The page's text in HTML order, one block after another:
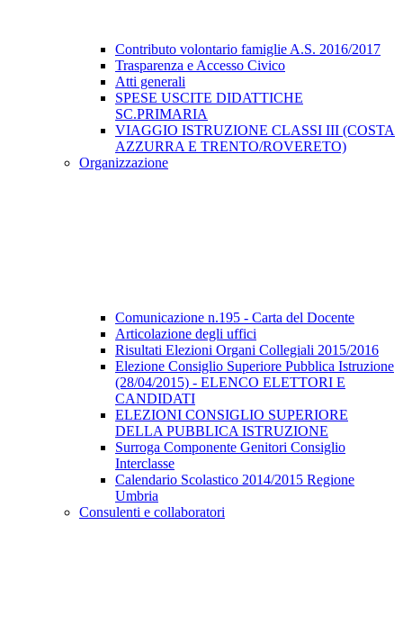
Contributo volontario famiglie A.S. 2016/2017
Trasparenza e Accesso Civico
Atti generali
SPESE USCITE DIDATTICHE
SC.PRIMARIA
VIAGGIO ISTRUZIONE CLASSI III (COSTA
AZZURRA E TRENTO/ROVERETO)
Organizzazione
Comunicazione n.195 - Carta del Docente
Articolazione degli uffici
Risultati Elezioni Organi Collegiali 2015/2016
Elezione Consiglio Superiore Pubblica Istruzione
(28/04/2015) - ELENCO ELETTORI E
CANDIDATI
ELEZIONI CONSIGLIO SUPERIORE
DELLA PUBBLICA ISTRUZIONE
Surroga Componente Genitori Consiglio
Interclasse
Calendario Scolastico 2014/2015 Regione
Umbria
Consulenti e collaboratori